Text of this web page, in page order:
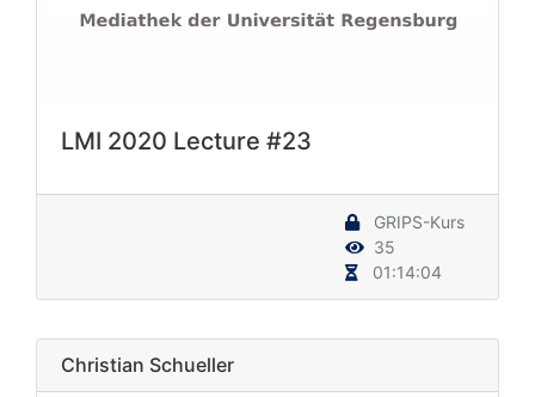
LMI 2020 Lecture #23
GRIPS-Kurs
35
01:14:04
Christian Schueller